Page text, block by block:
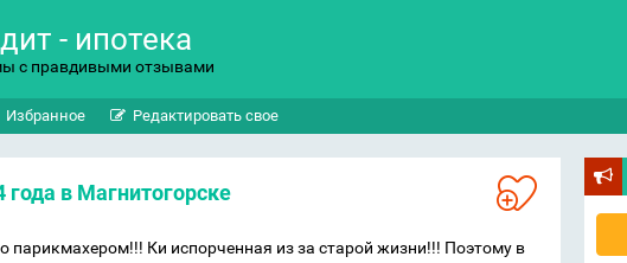
- ипотека
с правдивыми отзывами
Избранное Редактировать свое
года в Магнитогорске
парикмахером!!! Ки испорченная из за старой жизни!!! Поэтому в